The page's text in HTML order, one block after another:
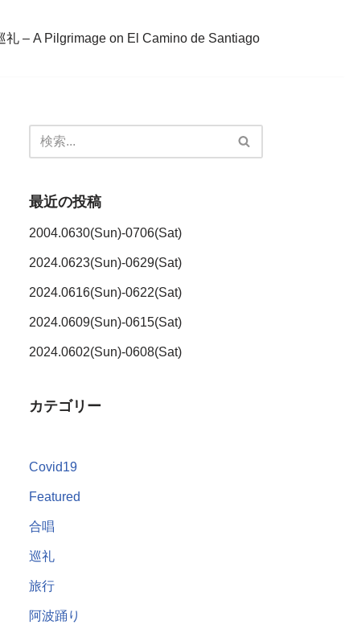
礼 – A Pilgrimage on El Camino de Santiago
最近の投稿
2004.0630(Sun)-0706(Sat)
2024.0623(Sun)-0629(Sat)
2024.0616(Sun)-0622(Sat)
2024.0609(Sun)-0615(Sat)
2024.0602(Sun)-0608(Sat)
カテゴリー
Covid19
Featured
合唱
巡礼
旅行
阿波踊り